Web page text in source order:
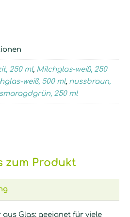
250 ml, Milchglas-weiß, 250
weiß, 500 ml, nussbraun,
smaragdgrün, 250 ml
zum Produkt
Glas; geeignet für viele